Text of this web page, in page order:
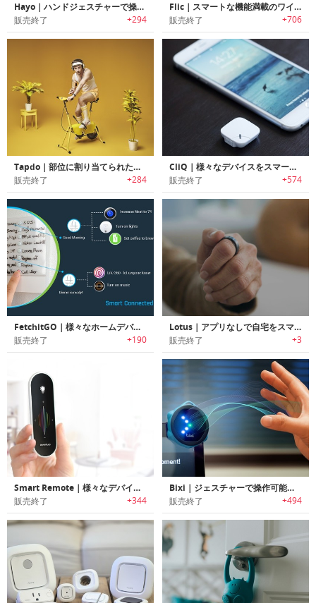
Hayo｜ハンドジェスチャーで操作可能なスマートホームコントローラー「ヘイヨー」
販売終了 +294
Flic｜スマートな機能満載のワイヤレスボタン
販売終了 +706
Tapdo｜部位に割り当てられた操作が可能な指紋認証機能搭載スマートコントロールボタン「タップドゥ」
販売終了 +284
CliQ｜様々なデバイスをスマート化するボタン型スマートワイヤレスセンサー「クリック」
販売終了 +574
FetchitGO｜様々なホームデバイスをコントロール可能なスマートボタンパネル「フェチットゴー」
販売終了 +190
Lotus｜アプリなしで自宅をスマートホーム化を可能にするスマートリング
販売終了 +3
Smart Remote｜様々なデバイスをコントロール可能なスマートリモコン「スマートリモート」
販売終了 +344
Bixi｜ジェスチャーで操作可能なスマートワイヤレスコントローラー「ビクシー」
販売終了 +494